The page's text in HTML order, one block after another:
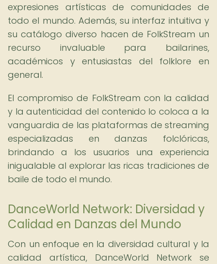
expresiones artísticas de comunidades de
todo el mundo. Además, su interfaz intuitiva y
su catálogo diverso hacen de FolkStream un
recurso invaluable para bailarines,
académicos y entusiastas del folklore en
general.
El compromiso de FolkStream con la calidad
y la autenticidad del contenido lo coloca a la
vanguardia de las plataformas de streaming
especializadas en danzas folclóricas,
brindando a los usuarios una experiencia
inigualable al explorar las ricas tradiciones de
baile de todo el mundo.
DanceWorld Network: Diversidad y
Calidad en Danzas del Mundo
Con un enfoque en la diversidad cultural y la
calidad artística, DanceWorld Network se